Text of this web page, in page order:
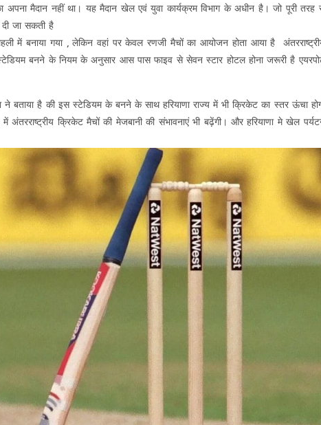
अपना मैदान नहीं था। यह मैदान खेल एवं युवा कार्यक्रम विभाग के अधीन है। जो पूरी तरह
दी जा सकती है
में बनाया गया , लेकिन वहां पर केवल रणजी मैचों का आयोजन होता आया है
बनने के नियम के अनुसार आस पास फाइव से सेवन स्टार होटल होना जरूरी है
बताया है की इस स्टेडियम के बनने के साथ हरियाणा राज्य में भी क्रिकेट का स्तर ऊंचा
अंतरराष्ट्रीय क्रिकेट मैचों की मेजबानी की संभावनाएं भी बढ़ेंगी। और हरियाणा मे खेल